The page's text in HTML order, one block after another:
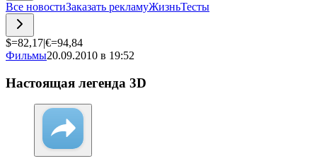
Все новостиЗаказать рекламуЖизньТесты
$=82,17|€=94,84
Фильмы20.09.2010 в 19:52
Настоящая легенда 3D